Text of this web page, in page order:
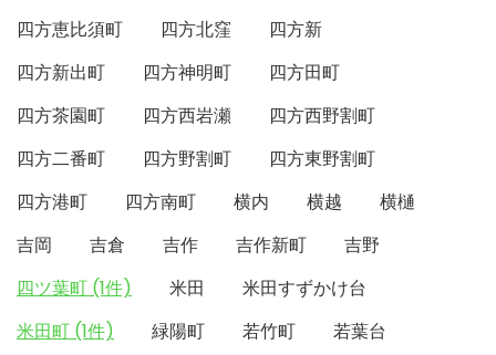
四方恵比須町
四方北窪
四方新
四方新出町
四方神明町
四方田町
四方茶園町
四方西岩瀬
四方西野割町
四方二番町
四方野割町
四方東野割町
四方港町
四方南町 横内 横越
横樋
吉岡
吉倉 吉作 吉作新町
吉野
四ツ葉町 (1件)
米田
米田すずかけ台
米田町 (1件)
緑陽町 若竹町
若葉台